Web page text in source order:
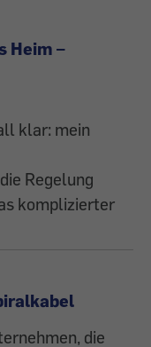
Heim –
klar: mein
Regelung
komplizierter
die